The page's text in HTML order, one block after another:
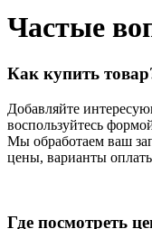
Частые
Как купить
Добавляйте
воспользуйтесь
Мы обработаем ваш
цены, варианты
Где посмотреть